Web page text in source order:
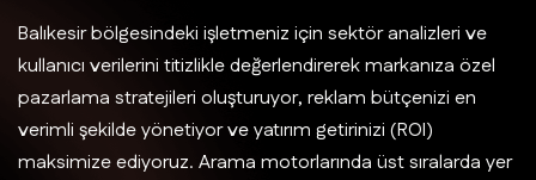
Balıkesir bölgesindeki işletmeniz için sektör analizleri ve
kullanıcı verilerini titizlikle değerlendirerek markanıza özel
pazarlama stratejileri oluşturuyor, reklam bütçenizi en
verimli şekilde yönetiyor ve yatırım getirinizi (ROI)
maksimize ediyoruz. Arama motorlarında üst sıralarda yer